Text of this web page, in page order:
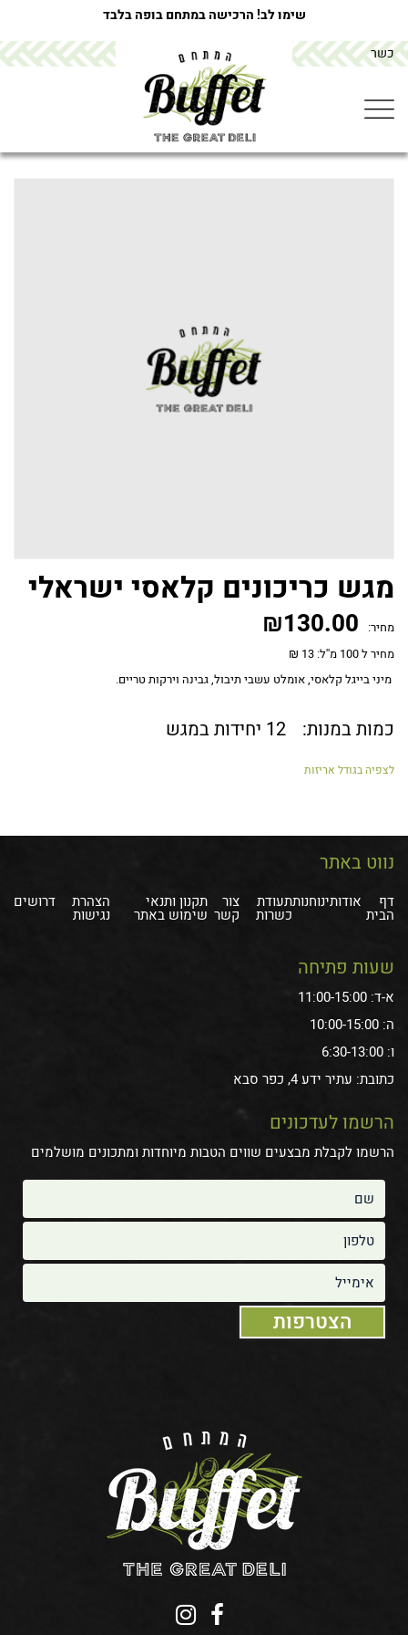
שימו לב! הרכישה במתחם בופה בלבד
כשר
מגש כריכונים קלאסי ישראלי
מגש כריכונים קלאסי ישראלי
מחיר: ₪130.00
מחיר ל 100 מ''ל: 13 ₪
מיני בייגל קלאסי, אומלט עשבי תיבול, גבינה וירקות טריים.
כמות במנות: 12 יחידות במגש
לצפיה בגודל אריזות
נווט באתר
דף
הבית
אודותינוחנותתעודת
כשרות
צור
קשר
תקנון ותנאי
שימוש באתר
הצהרת
נגישות
דרושים
שעות פתיחה
א-ד: 11:00-15:00
ה: 10:00-15:00
ו: 6:30-13:00
כתובת: עתיר ידע 4, כפר סבא
הרשמו לעדכונים
הרשמו לקבלת מבצעים שווים הטבות מיוחדות ומתכונים מושלמים